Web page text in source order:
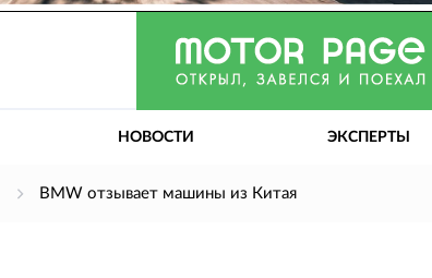
НОВОСТИ ЭКСПЕРТЫ
BMW отзывает машины из Китая